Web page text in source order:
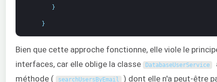
}
}
Bien que cette approche fonctionne, elle viole le
interfaces, car elle oblige la classe
DatabaseUserService
méthode (
searchUsersByEmail ) dont elle n'a peut-être